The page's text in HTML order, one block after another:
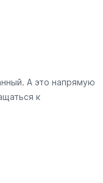
А это напрямую
к